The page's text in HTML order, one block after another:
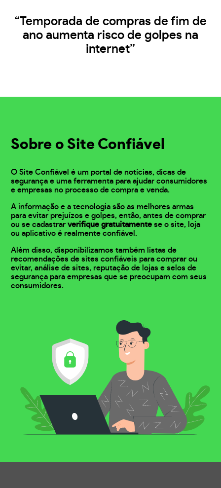
“Temporada de compras de fim de
ano aumenta risco de golpes na
internet”
Sobre o Site Confiável
O Site Confiável é um portal de notícias, dicas de
segurança e uma ferramenta para ajudar consumidores
e empresas no processo de compra e venda.
A informação e a tecnologia são as melhores armas
para evitar prejuízos e golpes, então, antes de comprar
ou se cadastrarverifique gratuitamente se o site, loja
ou aplicativo é realmente confiável.
Além disso, disponibilizamos também listas de
recomendações de sites confiáveis para comprar ou
evitar, análise de sites, reputação de lojas e selos de
segurança para empresas que se preocupam com seus
consumidores.